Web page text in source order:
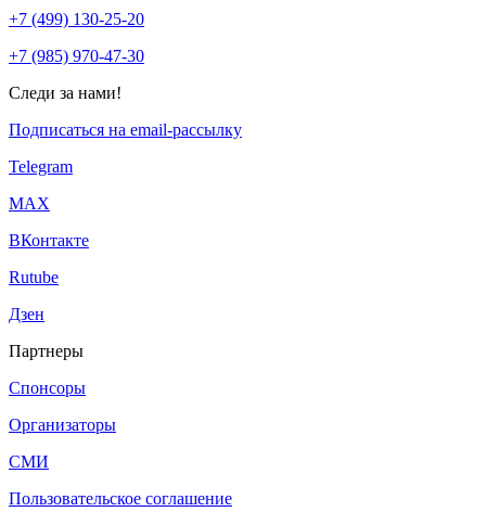
+7 (499) 130-25-20
+7 (985) 970-47-30
Следи за нами!
Подписаться на email-рассылку
Telegram
МАХ
ВКонтакте
Rutube
Дзен
Партнеры
Спонсоры
Организаторы
СМИ
Пользовательское соглашение